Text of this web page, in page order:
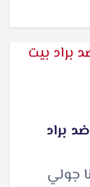
براد
جولي